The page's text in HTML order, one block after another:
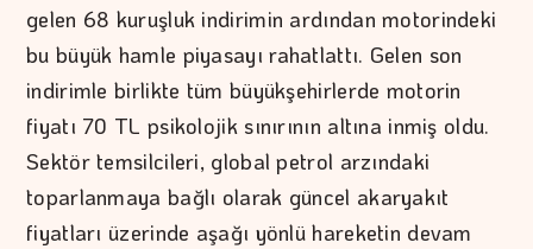
gelen 68 kuruşluk indirimin ardından motorindeki
bu büyük hamle piyasayı rahatlattı. Gelen son
indirimle birlikte tüm büyükşehirlerde motorin
fiyatı 70 TL psikolojik sınırının altına inmiş oldu.
Sektör temsilcileri, global petrol arzındaki
toparlanmaya bağlı olarak güncel akaryakıt
fiyatları üzerinde aşağı yönlü hareketin devam